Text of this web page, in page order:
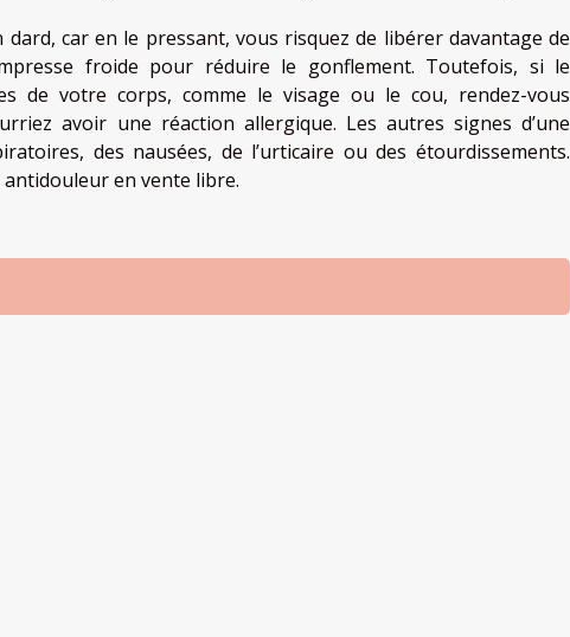
car en le pressant, vous risquez de libérer davantage de
froide pour réduire le gonflement. Toutefois, si le
de votre corps, comme le visage ou le cou, rendez-vous
avoir une réaction allergique. Les autres signes d’une
des nausées, de l’urticaire ou des étourdissements.
antidouleur en vente libre.